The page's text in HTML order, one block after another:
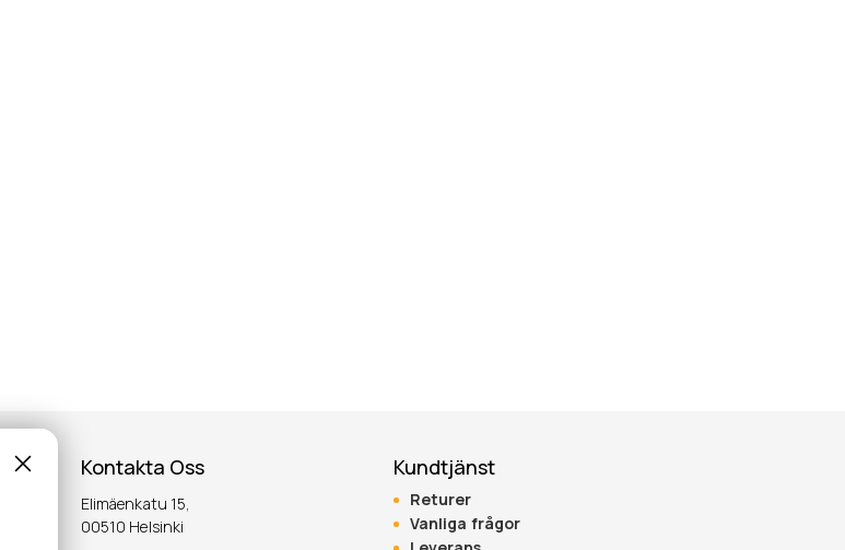
Kontakta Oss
Elimäenkatu 15,
00510 Helsinki
Kundtjänst
Returer
Vanliga frågor